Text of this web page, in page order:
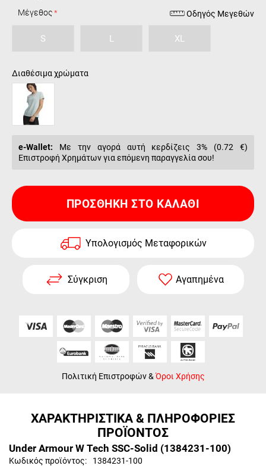
Οδηγός Μεγεθών
Μέγεθος
S L XL
Διαθέσιμα χρώματα
e-Wallet: Με την αγορά αυτή κερδίζεις 3% (0.72 €)
Επιστροφή Χρημάτων για επόμενη παραγγελία σου!
ΠΡΟΣΘΉΚΗ ΣΤΟ ΚΑΛΆΘΙ
Υπολογισμός Μεταφορικών
Σύγκριση Αγαπημένα
Πολιτική Επιστροφών& Όροι Χρήσης
ΧΑΡΑΚΤΗΡΙΣΤΙΚΑ & ΠΛΗΡΟΦΟΡΙΕΣ
ΠΡΟΪΟΝΤΟΣ
Under Armour W Tech SSC-Solid (1384231-100)
Κωδικός προϊόντος: 1384231-100